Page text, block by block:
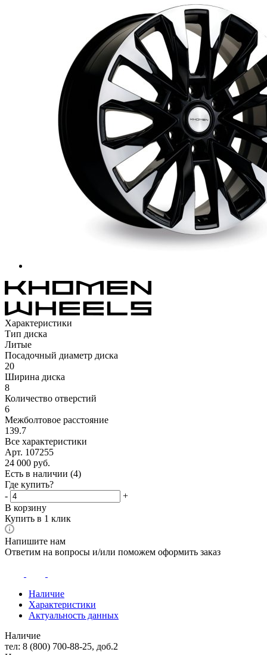
Характеристики
Тип диска
Литые
Посадочный диаметр диска
20
Ширина диска
8
Количество отверстий
6
Межболтовое расстояние
139.7
Все характеристики
Арт. 107255
24 000 руб.
Есть в наличии (4)
Где купить?
-
+
В корзину
Купить в 1 клик
Напишите нам
Ответим на вопросы и/или поможем оформить заказ
Наличие
Характеристики
Актуальность данных
Наличие
тел: 8 (800) 700-88-25, доб.2